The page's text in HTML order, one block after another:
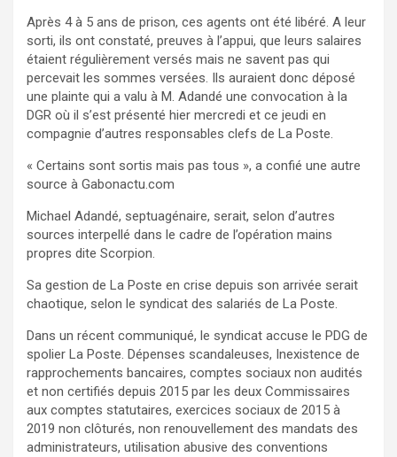
Après 4 à 5 ans de prison, ces agents ont été libéré. A leur
sorti, ils ont constaté, preuves à l’appui, que leurs salaires
étaient régulièrement versés mais ne savent pas qui
percevait les sommes versées. Ils auraient donc déposé
une plainte qui a valu à M. Adandé une convocation à la
DGR où il s’est présenté hier mercredi et ce jeudi en
compagnie d’autres responsables clefs de La Poste.
« Certains sont sortis mais pas tous », a confié une autre
source à Gabonactu.com
Michael Adandé, septuagénaire, serait, selon d’autres
sources interpellé dans le cadre de l’opération mains
propres dite Scorpion.
Sa gestion de La Poste en crise depuis son arrivée serait
chaotique, selon le syndicat des salariés de La Poste.
Dans un récent communiqué, le syndicat accuse le PDG de
spolier La Poste. Dépenses scandaleuses, Inexistence de
rapprochements bancaires, comptes sociaux non audités
et non certifiés depuis 2015 par les deux Commissaires
aux comptes statutaires, exercices sociaux de 2015 à
2019 non clôturés, non renouvellement des mandats des
administrateurs, utilisation abusive des conventions